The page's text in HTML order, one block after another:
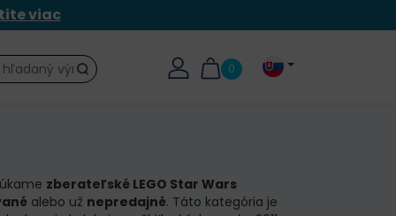
viac
0
Hľadať
zberateľské LEGO Star Wars
alebo už nepredajné. Táto kategória je